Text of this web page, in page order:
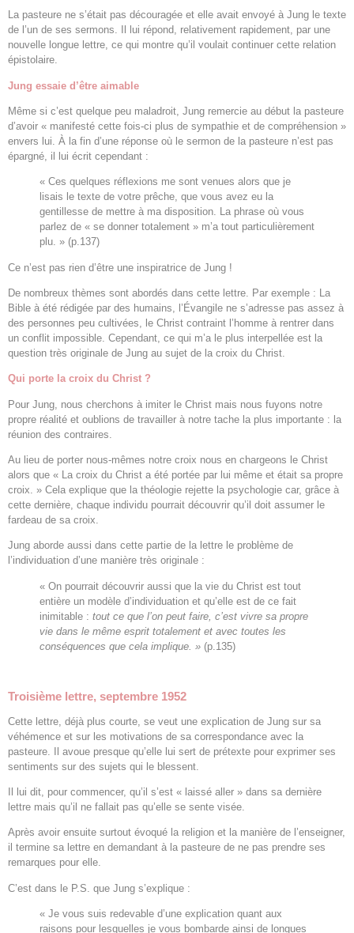
La pasteure ne s’était pas découragée et elle avait envoyé à Jung le texte
de l’un de ses sermons. Il lui répond, relativement rapidement, par une
nouvelle longue lettre, ce qui montre qu’il voulait continuer cette relation
épistolaire.
Jung essaie d’être aimable
Même si c’est quelque peu maladroit, Jung remercie au début la pasteure
d’avoir « manifesté cette fois-ci plus de sympathie et de compréhension »
envers lui. À la fin d’une réponse où le sermon de la pasteure n’est pas
épargné, il lui écrit cependant :
« Ces quelques réflexions me sont venues alors que je
lisais le texte de votre prêche, que vous avez eu la
gentillesse de mettre à ma disposition. La phrase où vous
parlez de « se donner totalement » m’a tout particulièrement
plu. » (p.137)
Ce n’est pas rien d’être une inspiratrice de Jung !
De nombreux thèmes sont abordés dans cette lettre. Par exemple : La
Bible à été rédigée par des humains, l’Évangile ne s’adresse pas assez à
des personnes peu cultivées, le Christ contraint l’homme à rentrer dans
un conflit impossible. Cependant, ce qui m’a le plus interpellée est la
question très originale de Jung au sujet de la croix du Christ.
Qui porte la croix du Christ ?
Pour Jung, nous cherchons à imiter le Christ mais nous fuyons notre
propre réalité et oublions de travailler à notre tache la plus importante : la
réunion des contraires.
Au lieu de porter nous-mêmes notre croix nous en chargeons le Christ
alors que « La croix du Christ a été portée par lui même et était sa propre
croix. » Cela explique que la théologie rejette la psychologie car, grâce à
cette dernière, chaque individu pourrait découvrir qu’il doit assumer le
fardeau de sa croix.
Jung aborde aussi dans cette partie de la lettre le problème de
l’individuation d’une manière très originale :
« On pourrait découvrir aussi que la vie du Christ est tout
entière un modèle d’individuation et qu’elle est de ce fait
inimitable : tout ce que l’on peut faire, c’est vivre sa propre
vie dans le même esprit totalement et avec toutes les
conséquences que cela implique. » (p.135)
Troisième lettre, septembre 1952
Cette lettre, déjà plus courte, se veut une explication de Jung sur sa
véhémence et sur les motivations de sa correspondance avec la
pasteure. Il avoue presque qu’elle lui sert de prétexte pour exprimer ses
sentiments sur des sujets qui le blessent.
Il lui dit, pour commencer, qu’il s’est « laissé aller » dans sa dernière
lettre mais qu’il ne fallait pas qu’elle se sente visée.
Après avoir ensuite surtout évoqué la religion et la manière de l’enseigner,
il termine sa lettre en demandant à la pasteure de ne pas prendre ses
remarques pour elle.
C’est dans le P.S. que Jung s’explique :
« Je vous suis redevable d’une explication quant aux
raisons pour lesquelles je vous bombarde ainsi de longues